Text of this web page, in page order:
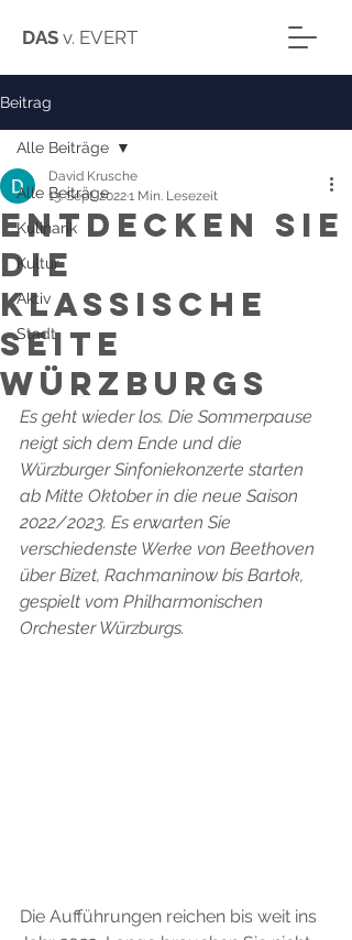
DAS v. EVERT
Beitrag
Alle Beiträge
Kulinarik
Kultur
Aktiv
Stadt
Alle Beiträge
Entdecken Sie
die
klassische
Seite
Würzburgs
David Krusche
13. Sept. 20221 Min. Lesezeit
Es geht wieder los. Die Sommerpause
neigt sich dem Ende und die
Würzburger Sinfoniekonzerte starten
ab Mitte Oktober in die neue Saison
2022/2023. Es erwarten Sie
verschiedenste Werke von Beethoven
über Bizet, Rachmaninow bis Bartok,
gespielt vom Philharmonischen
Orchester Würzburgs.
Die Aufführungen reichen bis weit ins